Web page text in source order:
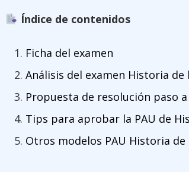
Índice de contenidos
Ficha del examen
Análisis del examen Historia de
Propuesta de resolución paso
Tips para aprobar la PAU de
Otros modelos PAU Historia